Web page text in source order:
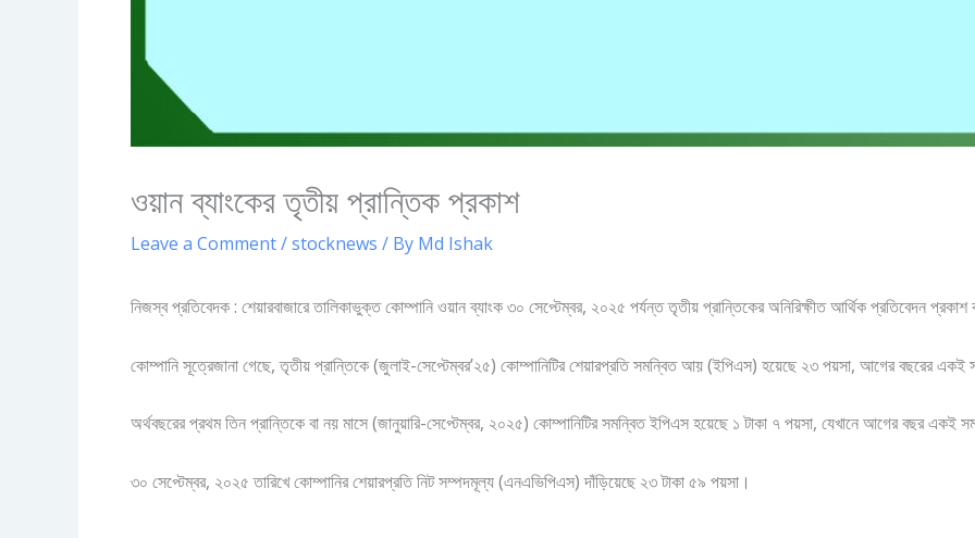
ওয়ান ব্যাংকের তৃতীয় প্রান্তিক প্রকাশ
Leave a Comment/stocknews / By Md Ishak
নিজস্ব প্রতিবেদক : শেয়ারবাজারে তালিকাভুক্ত কোম্পানি ওয়ান ব্যাংক ৩০ সেপ্টেম্বর, ২০২৫ পর্যন্ত তৃতীয় প্রান্তিকের অনিরিক্ষীত আর্থিক প্রতিবেদন প্রকাশ
কোম্পানি সূত্রেজানা গেছে, তৃতীয় প্রান্তিকে (জুলাই-সেপ্টেম্বর’২৫) কোম্পানিটির শেয়ারপ্রতি সমন্বিত আয় (ইপিএস) হয়েছে ২৩ পয়সা, আগের বছরের
অর্থবছরের প্রথম তিন প্রান্তিকে বা নয় মাসে (জানুয়ারি-সেপ্টেম্বর, ২০২৫) কোম্পানিটির সমন্বিত ইপিএস হয়েছে ১ টাকা ৭ পয়সা, যেখানে আগের বছর একই
৩০ সেপ্টেম্বর, ২০২৫ তারিখে কোম্পানির শেয়ারপ্রতি নিট সম্পদমূল্য (এনএভিপিএস) দাঁড়িয়েছে ২৩ টাকা ৫৯ পয়সা।